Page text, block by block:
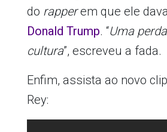
do rapperem que ele
Donald Trump. “Uma
cultura”, escreveu a fada.
Enfim, assista ao novo
Rey: